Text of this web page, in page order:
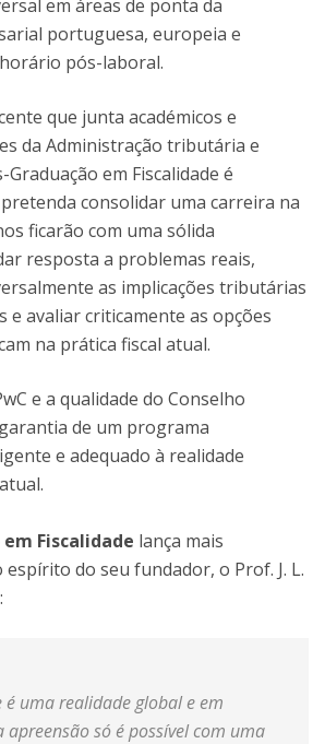
em áreas de ponta da
portuguesa, europeia e
pós-laboral.
que junta académicos e
da Administração tributária e
em Fiscalidade é
consolidar uma carreira na
ficarão com uma sólida
resposta a problemas reais,
as implicações tributárias
e avaliar criticamente as opções
na prática fiscal atual.
e a qualidade do Conselho
de um programa
e adequado à realidade
Fiscalidade lança mais
espírito do seu fundador, o Prof. J. L.
é uma realidade global e em
apreensão só é possível com uma